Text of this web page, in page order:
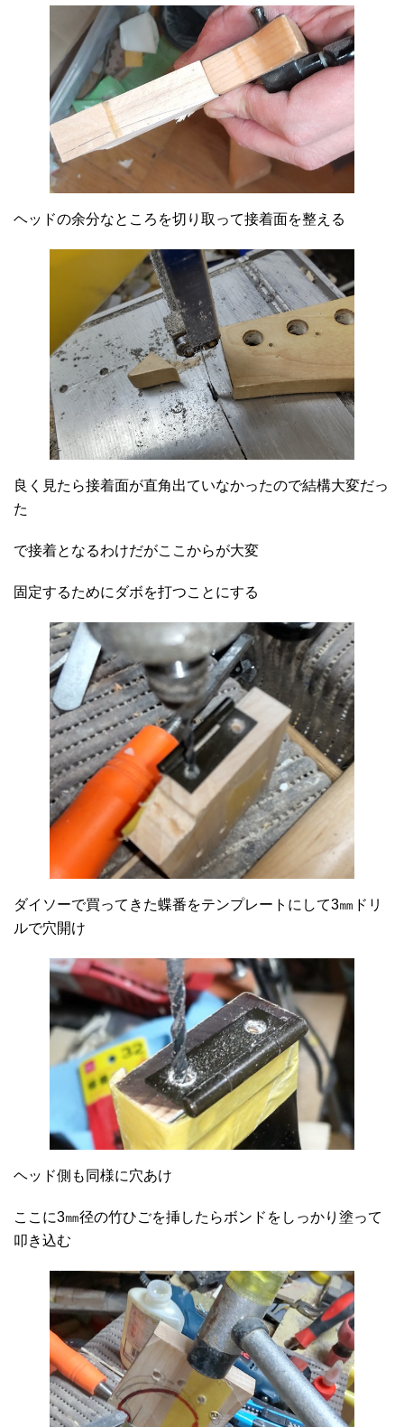
ヘッドの余分なところを切り取って接着面を整える
良く見たら接着面が直角出ていなかったので結構大変だっ
た
で接着となるわけだがここからが大変
固定するためにダボを打つことにする
ダイソーで買ってきた蝶番をテンプレートにして3㎜ドリ
ルで穴開け
ヘッド側も同様に穴あけ
ここに3㎜径の竹ひごを挿したらボンドをしっかり塗って
叩き込む